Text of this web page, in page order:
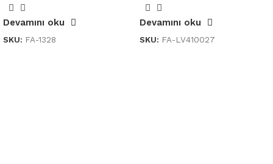
Devamını oku
SKU: FA-1328
Devamını oku
SKU: FA-LV410027